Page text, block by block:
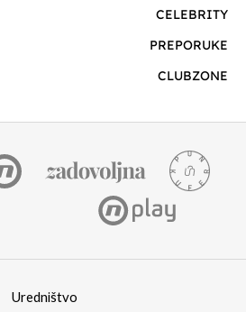
CELEBRITY
PREPORUKE
CLUBZONE
Uredništvo